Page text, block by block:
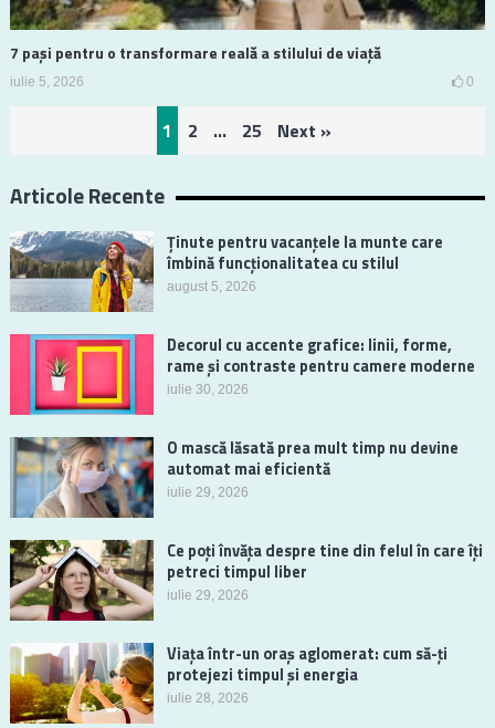
7 pași pentru o transformare reală a stilului de viață
iulie 5, 2026 0
1 2 … 25 Next »
Articole Recente
Ținute pentru vacanțele la munte care
îmbină funcționalitatea cu stilul
august 5, 2026
Decorul cu accente grafice: linii, forme,
rame și contraste pentru camere moderne
iulie 30, 2026
O mască lăsată prea mult timp nu devine
automat mai eficientă
iulie 29, 2026
Ce poți învăța despre tine din felul în care îți
petreci timpul liber
iulie 29, 2026
Viața într-un oraș aglomerat: cum să-ți
protejezi timpul și energia
iulie 28, 2026